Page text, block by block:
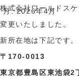
月:2026年4月
株式会社ワールドス
変更いたしました。
新所在地は下記です。
〒170-0013
東京都豊島区東池袋